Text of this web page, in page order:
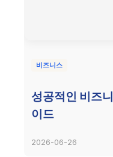
비즈니스
성공적인 비즈
이드
2026-06-26